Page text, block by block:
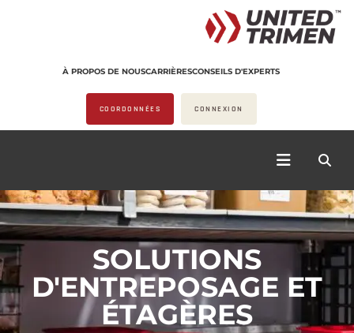
À PROPOS DE NOUSCARRIÈRESCONSEILS D'EXPERTS
COORDONNÉES CONNEXION
SOLUTIONS
D'ENTREPOSAGE ET
ÉTAGÈRES